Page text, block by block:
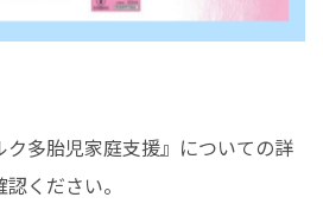
ク多胎児家庭支援』についての詳
ください。